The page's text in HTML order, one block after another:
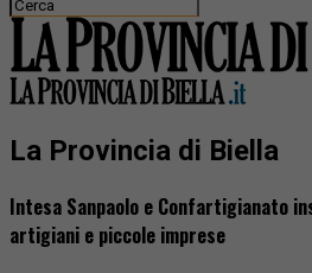
La Provincia di Biella
Intesa Sanpaolo e Confartigianato
artigiani e piccole imprese